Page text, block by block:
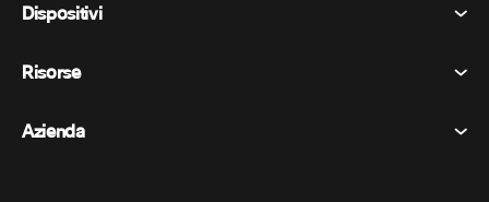
Messaggistica
Eventi
Termini e condizioni
Marchi
Dispositivi
Dispositivi della stanza
Risorse
Prezzi
Azienda